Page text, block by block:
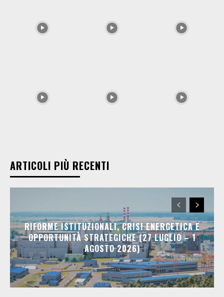
ARTICOLI PIÙ RECENTI
RIFORME ISTITUZIONALI, CRISI ENERGETICA E
OPPORTUNITÀ STRATEGICHE (27 LUGLIO – 1
AGOSTO 2026)